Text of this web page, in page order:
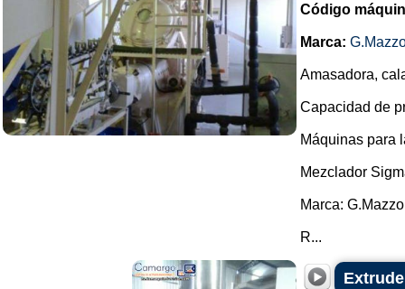
Código
Marca:
Amasadora,
Capacidad de
Máquinas para
Mezclador
Marca:
R...